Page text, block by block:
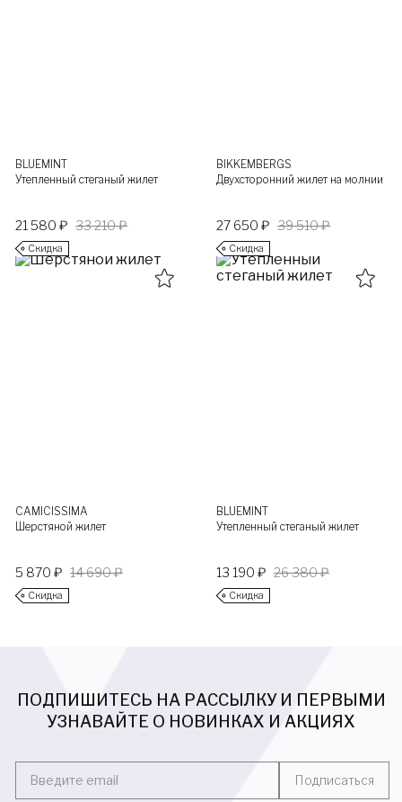
BLUEMINT
Утепленный стеганый жилет
21 580 ₽ 33 210 ₽
Скидка
BIKKEMBERGS
Двухсторонний жилет на молнии
27 650 ₽ 39 510 ₽
Скидка
CAMICISSIMA
Шерстяной жилет
5 870 ₽ 14 690 ₽
Скидка
BLUEMINT
Утепленный стеганый жилет
13 190 ₽ 26 380 ₽
Скидка
ПОДПИШИТЕСЬ НА РАССЫЛКУ И ПЕРВЫМИ
УЗНАВАЙТЕ О НОВИНКАХ И АКЦИЯХ
Введите email Подписаться